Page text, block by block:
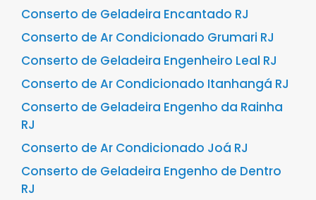
Conserto de Geladeira Encantado RJ
Conserto de Ar Condicionado Grumari RJ
Conserto de Geladeira Engenheiro Leal RJ
Conserto de Ar Condicionado Itanhangá RJ
Conserto de Geladeira Engenho da Rainha
RJ
Conserto de Ar Condicionado Joá RJ
Conserto de Geladeira Engenho de Dentro
RJ